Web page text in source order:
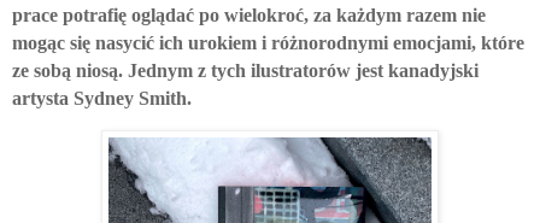
prace potrafię oglądać po wielokroć, za każdym razem nie
mogąc się nasycić ich urokiem i różnorodnymi emocjami, które
ze sobą niosą. Jednym z tych ilustratorów jest kanadyjski
artysta Sydney Smith.